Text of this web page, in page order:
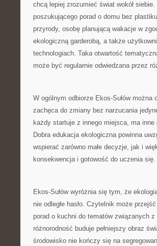
chcą lepiej zrozumieć świat wokół
poszukującego porad o domu bez
przyrody, osobę planującą wakacje w
ekologiczną garderobą, a także
technologiach. Taka otwartość
może być regularnie odwiedzana przez
W ogólnym odbiorze Ekos-Sułów
zachęca do zmiany bez narzucania
każdy startuje z innego miejsca, ma
Dobra edukacja ekologiczna powinna
wspierać zarówno małe decyzje, jak i
konsekwencja i gotowość do uczenia się.
Ekos-Sułów wyróżnia się tym, że
nie odległe hasło. Czytelnik może
porad o kuchni do tematów związanych
różnorodność buduje pełniejszy obraz
środowisko nie kończy się na